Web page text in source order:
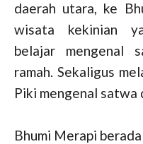
daerah utara, ke
wisata kekinian
belajar mengenal
ramah. Sekaligus
Piki mengenal satwa
Bhumi Merapi